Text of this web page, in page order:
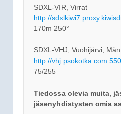
SDXL-VIR, Virrat
http://
170m 250°
SDXL-VHJ, Vuohijärvi,
http://
75/255
Tiedossa olevia muita,
jäsenyhdistysten omia